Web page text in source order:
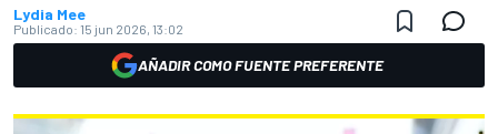
Lydia Mee
Publicado: 15 jun 2026, 13:02
AÑADIR COMO FUENTE PREFERENTE